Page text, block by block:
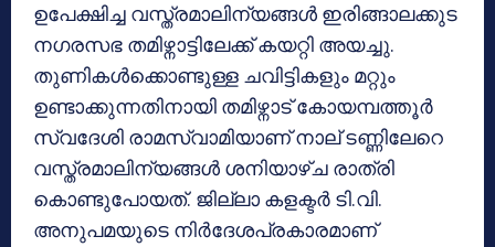
ഉപേക്ഷിച്ച വസ്ത്രമാലിന്യങ്ങള്‍ ഇരിങ്ങാലക്കുട
നഗരസഭ തമിഴ്നാട്ടിലേക്ക് കയറ്റി അയച്ചു.
തുണികള്‍ക്കൊണ്ടുള്ള ചവിട്ടികളും മറ്റും
ഉണ്ടാക്കുന്നതിനായി തമിഴ്നാട് കോയമ്പത്തൂര്‍
സ്വദേശി രാമസ്വാമിയാണ് നാല് ടണ്ണിലേറെ
വസ്ത്രമാലിന്യങ്ങള്‍ ശനിയാഴ്ച രാത്രി
കൊണ്ടുപോയത്. ജില്ലാ കളക്ടര്‍ ടി.വി.
അനുപമയുടെ നിര്‍ദേശപ്രകാരമാണ്